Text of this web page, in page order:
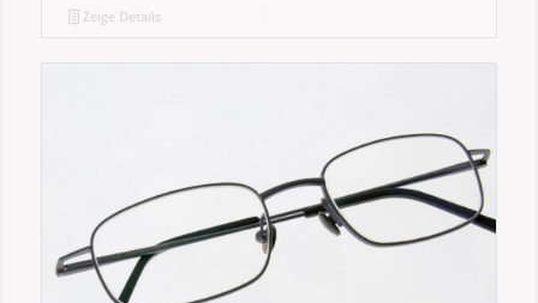
Zeige Details